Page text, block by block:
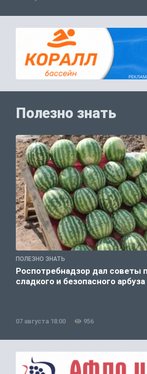
Полезно знать
ПОЛЕЗНО ЗНАТЬ
Роспотребнадзор дал советы
сладкого и безопасного арбуза
07 августа 18:00 956